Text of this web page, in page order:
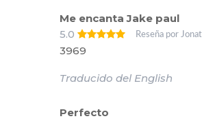
Me encanta Jake paul
5.0
Reseña por
3969
Traducido del English
Perfecto